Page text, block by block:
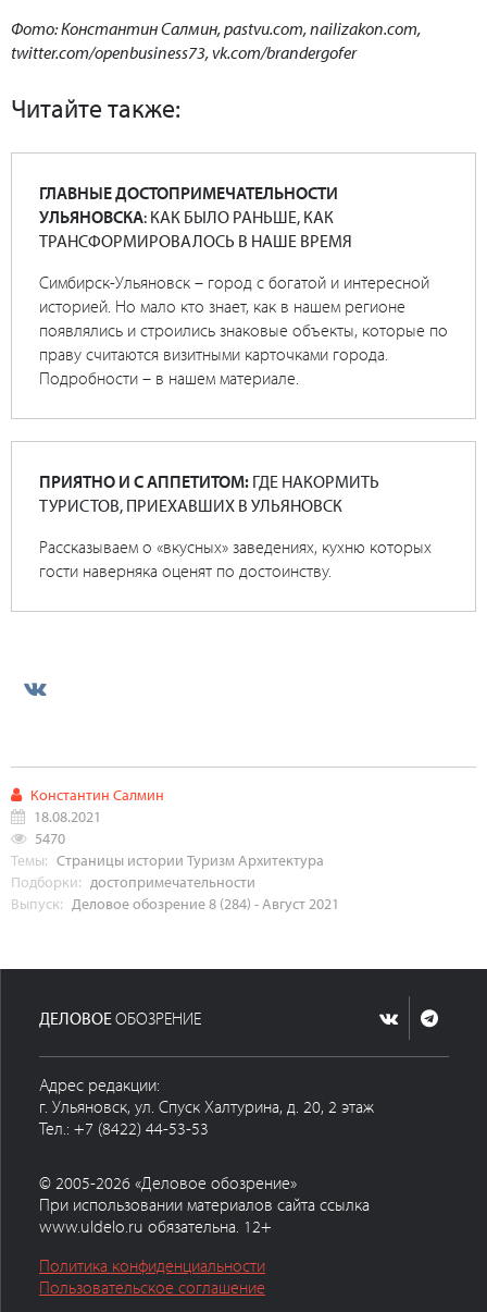
Фото: Константин Салмин, pastvu.com, nailizakon.com,
twitter.com/openbusiness73, vk.com/brandergofer
Читайте также:
ГЛАВНЫЕ ДОСТОПРИМЕЧАТЕЛЬНОСТИ
УЛЬЯНОВСКА: КАК БЫЛО РАНЬШЕ, КАК
ТРАНСФОРМИРОВАЛОСЬ В НАШЕ ВРЕМЯ
Симбирск-Ульяновск – город с богатой и интересной
историей. Но мало кто знает, как в нашем регионе
появлялись и строились знаковые объекты, которые по
праву считаются визитными карточками города.
Подробности – в нашем материале.
ПРИЯТНО И С АППЕТИТОМ: ГДЕ НАКОРМИТЬ
ТУРИСТОВ, ПРИЕХАВШИХ В УЛЬЯНОВСК
Рассказываем о «вкусных» заведениях, кухню которых
гости наверняка оценят по достоинству.
Константин Салмин
18.08.2021
5470
Темы: Страницы истории ТуризмАрхитектура
Подборки: достопримечательности
Выпуск: Деловое обозрение 8 (284) - Август 2021
ДЕЛОВОЕ ОБОЗРЕНИЕ
Адрес редакции:
г. Ульяновск, ул. Спуск Халтурина, д. 20, 2 этаж
Тел.: +7 (8422) 44-53-53
© 2005-2026 «Деловое обозрение»
При использовании материалов сайта ссылка
www.uldelo.ru обязательна. 12+
Политика конфиденциальности
Пользовательское соглашение